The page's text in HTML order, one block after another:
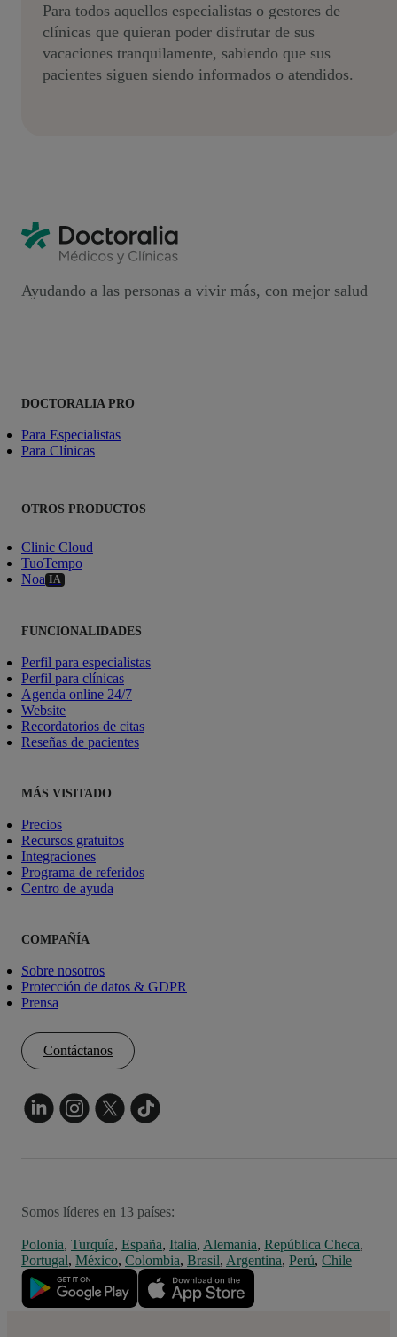
Para todos aquellos especialistas o gestores de
clínicas que quieran poder disfrutar de sus
vacaciones tranquilamente, sabiendo que sus
pacientes siguen siendo informados o atendidos.
Ayudando a las personas a vivir más, con mejor salud
DOCTORALIA PRO
Para Especialistas
Para Clínicas
OTROS PRODUCTOS
Clinic Cloud
TuoTempo
Noa IA
FUNCIONALIDADES
Perfil para especialistas
Perfil para clínicas
Agenda online 24/7
Website
Recordatorios de citas
Reseñas de pacientes
MÁS VISITADO
Precios
Recursos gratuitos
Integraciones
Programa de referidos
Centro de ayuda
COMPAÑÍA
Sobre nosotros
Protección de datos & GDPR
Prensa
Contáctanos
Somos líderes en 13 países:
Polonia, Turquía, España, Italia, Alemania, República Checa,
Portugal, México, Colombia, Brasil, Argentina, Perú, Chile